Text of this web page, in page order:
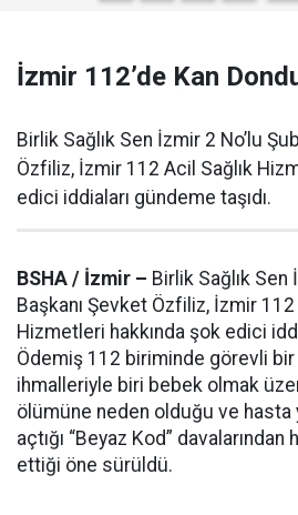
İzmir 112’de Kan
Birlik Sağlık Sen İzmir 2 No’lu
Özfiliz, İzmir 112 Acil Sağlık
edici iddiaları gündeme taşıdı.
BSHA / İzmir – Birlik Sağlık Sen
Başkanı Şevket Özfiliz, İzmir 112
Hizmetleri hakkında şok edici
Ödemiş 112 biriminde görevli
ihmalleriyle biri bebek olmak
ölümüne neden olduğu ve hasta
açtığı “Beyaz Kod”
ettiği öne sürüldü.